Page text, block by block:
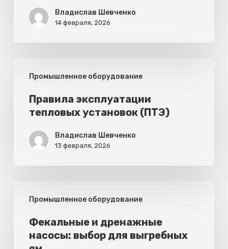
Владислав Шевченко
14 февраля, 2026
Промышленное оборудование
эксплуатации
тепловых
установок
(ПТЭ)
Правила эксплуатации
тепловых установок (ПТЭ)
Владислав Шевченко
13 февраля, 2026
Промышленное оборудование
дренажные
насосы:
Фекальные и дренажные
насосы: выбор для выгребных